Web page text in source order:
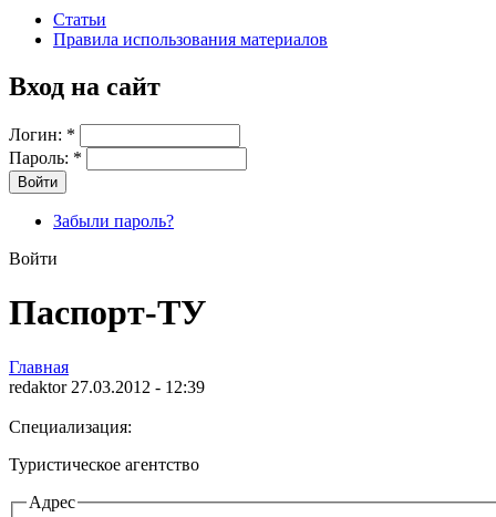
Статьи
Правила использования материалов
Вход на сайт
Логин: *
Пароль: *
Забыли пароль?
Войти
Паспорт-ТУ
Главная
redaktor 27.03.2012 - 12:39
Специализация:
Туристическое агентство
Адрес